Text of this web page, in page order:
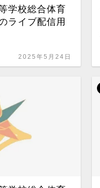
学校総合体育
ライブ配信用
2025年5月24日